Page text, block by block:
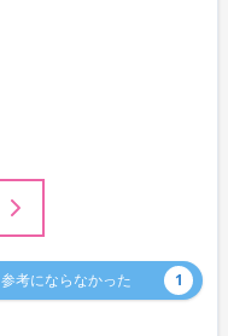
参考にならなかった 1